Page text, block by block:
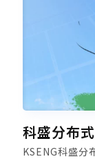
科盛分布
KSENG科盛分